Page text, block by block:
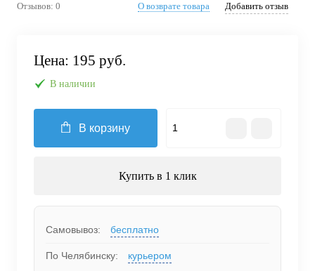
Отзывов: 0 О возврате товара Добавить отзыв
Цена: 195 руб.
В наличии
В корзину
Купить в 1 клик
Самовывоз: бесплатно
По Челябинску: курьером